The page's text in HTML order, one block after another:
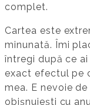
complet.
Cartea este
minunată. Îmi
întregi după ce
exact efectul pe
mea. E nevoie
obișnuiești cu